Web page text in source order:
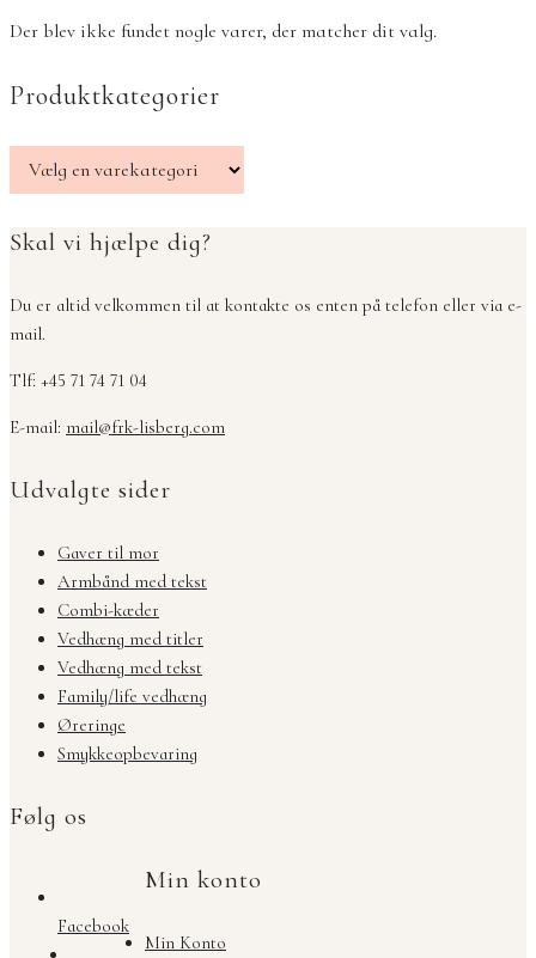
Der blev ikke fundet nogle varer, der matcher dit valg.
Produktkategorier
Skal vi hjælpe dig?
Du er altid velkommen til at kontakte os enten på telefon eller via e-
mail.
Tlf: +45 71 74 71 04
E-mail: mail@frk-lisberg.com
Udvalgte sider
Gaver til mor
Armbånd med tekst
Combi-kæder
Vedhæng med titler
Vedhæng med tekst
Family/life vedhæng
Øreringe
Smykkeopbevaring
Følg os
Facebook
Min konto
Min Konto